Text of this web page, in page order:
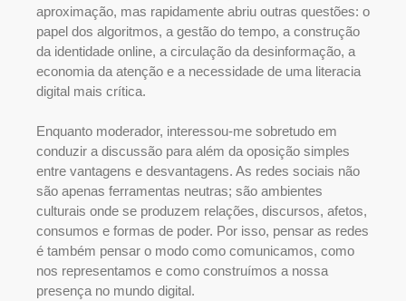
aproximação, mas rapidamente abriu outras questões: o
papel dos algoritmos, a gestão do tempo, a construção
da identidade online, a circulação da desinformação, a
economia da atenção e a necessidade de uma literacia
digital mais crítica.
Enquanto moderador, interessou-me sobretudo em
conduzir a discussão para além da oposição simples
entre vantagens e desvantagens. As redes sociais não
são apenas ferramentas neutras; são ambientes
culturais onde se produzem relações, discursos, afetos,
consumos e formas de poder. Por isso, pensar as redes
é também pensar o modo como comunicamos, como
nos representamos e como construímos a nossa
presença no mundo digital.